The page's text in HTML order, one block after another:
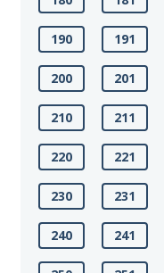
190 191
200 201
210 211
220 221
230 231
240 241